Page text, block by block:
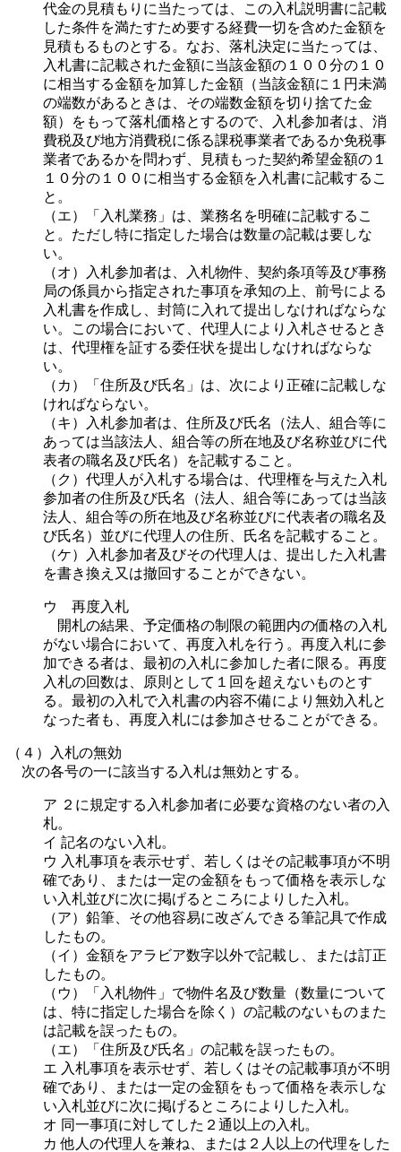
代金の見積もりに当たっては、この入札説明書に記載
した条件を満たすため要する経費一切を含めた金額を
見積もるものとする。なお、落札決定に当たっては、
入札書に記載された金額に当該金額の１００分の１０
に相当する金額を加算した金額（当該金額に１円未満
の端数があるときは、その端数金額を切り捨てた金
額）をもって落札価格とするので、入札参加者は、消
費税及び地方消費税に係る課税事業者であるか免税事
業者であるかを問わず、見積もった契約希望金額の１
１０分の１００に相当する金額を入札書に記載するこ
と。
（エ）「入札業務」は、業務名を明確に記載するこ
と。ただし特に指定した場合は数量の記載は要しな
い。
（オ）入札参加者は、入札物件、契約条項等及び事務
局の係員から指定された事項を承知の上、前号による
入札書を作成し、封筒に入れて提出しなければならな
い。この場合において、代理人により入札させるとき
は、代理権を証する委任状を提出しなければならな
い。
（カ）「住所及び氏名」は、次により正確に記載しな
ければならない。
（キ）入札参加者は、住所及び氏名（法人、組合等に
あっては当該法人、組合等の所在地及び名称並びに代
表者の職名及び氏名）を記載すること。
（ク）代理人が入札する場合は、代理権を与えた入札
参加者の住所及び氏名（法人、組合等にあっては当該
法人、組合等の所在地及び名称並びに代表者の職名及
び氏名）並びに代理人の住所、氏名を記載すること。
（ケ）入札参加者及びその代理人は、提出した入札書
を書き換え又は撤回することができない。
ウ 再度入札
開札の結果、予定価格の制限の範囲内の価格の入札
がない場合において、再度入札を行う。再度入札に参
加できる者は、最初の入札に参加した者に限る。再度
入札の回数は、原則として１回を超えないものとす
る。最初の入札で入札書の内容不備により無効入札と
なった者も、再度入札には参加させることができる。
（４）入札の無効
次の各号の一に該当する入札は無効とする。
ア ２に規定する入札参加者に必要な資格のない者の入
札。
イ 記名のない入札。
ウ 入札事項を表示せず、若しくはその記載事項が不明
確であり、または一定の金額をもって価格を表示しな
い入札並びに次に掲げるところによりした入札。
（ア）鉛筆、その他容易に改ざんできる筆記具で作成
したもの。
（イ）金額をアラビア数字以外で記載し、または訂正
したもの。
（ウ）「入札物件」で物件名及び数量（数量について
は、特に指定した場合を除く）の記載のないものまた
は記載を誤ったもの。
（エ）「住所及び氏名」の記載を誤ったもの。
エ 入札事項を表示せず、若しくはその記載事項が不明
確であり、または一定の金額をもって価格を表示しな
い入札並びに次に掲げるところによりした入札。
オ 同一事項に対してした２通以上の入札。
カ 他人の代理人を兼ね、または２人以上の代理をした